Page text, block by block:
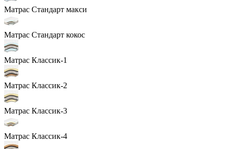
Матрас Стандарт макси
Матрас Стандарт кокос
Матрас Классик-1
Матрас Классик-2
Матрас Классик-3
Матрас Классик-4